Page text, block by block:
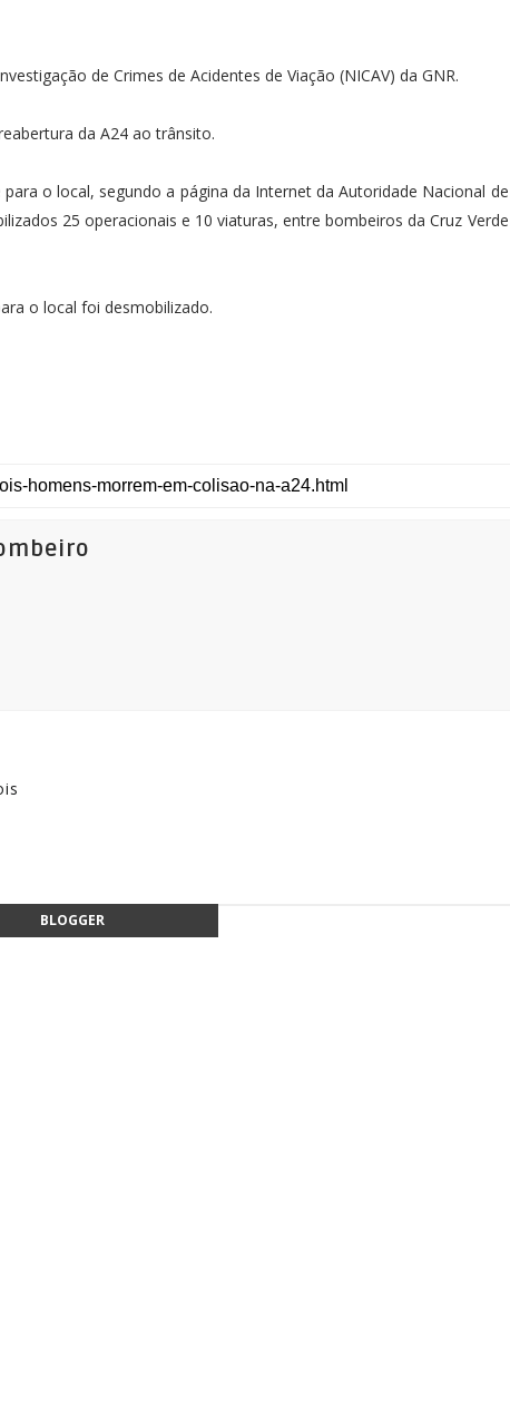
de Crimes de Acidentes de Viação (NICAV) da GNR.
da A24 ao trânsito.
o local, segundo a página da Internet da Autoridade Nacional de
25 operacionais e 10 viaturas, entre bombeiros da Cruz Verde
o local foi desmobilizado.
BLOGGER